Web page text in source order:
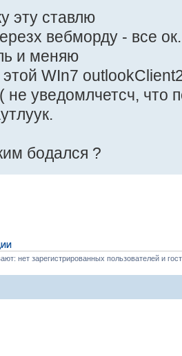
эту ставлю
вебморду - все
и меняю
WIn7
не уведомлчетсч, что
бодался ?
нет зарегистрированных пользователей и